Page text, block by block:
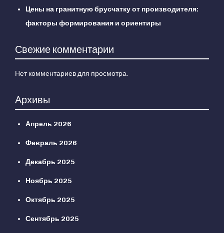
Цены на гранитную брусчатку от производителя:
факторы формирования и ориентиры
Свежие комментарии
Нет комментариев для просмотра.
Архивы
Апрель 2026
Февраль 2026
Декабрь 2025
Ноябрь 2025
Октябрь 2025
Сентябрь 2025